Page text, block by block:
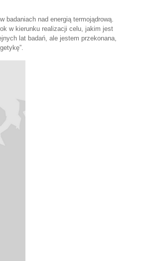
badaniach nad energią termojądrową.
w kierunku realizacji celu, jakim jest
lat badań, ale jestem przekonana,